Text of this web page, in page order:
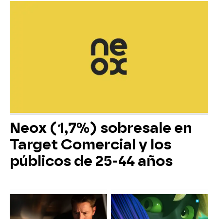
Neox (1,7%) sobresale en
Target Comercial y los
públicos de 25-44 años